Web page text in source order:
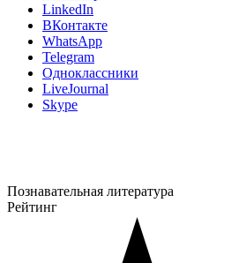
LinkedIn
ВКонтакте
WhatsApp
Telegram
Одноклассники
LiveJournal
Skype
Познавательная литература
Рейтинг